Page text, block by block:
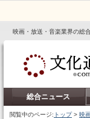
映画・放送・音楽業界の総
総合ニュース
閲覧中のページ: トップ> 映